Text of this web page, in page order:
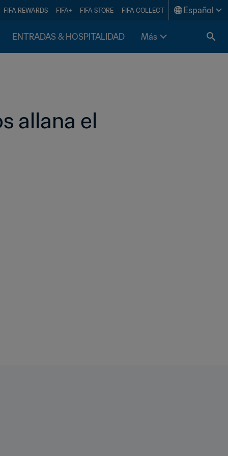
FIFA REWARDS FIFA+ FIFA STORE FIFA COLLECT Español
ENTRADAS & HOSPITALIDAD Más
allana el